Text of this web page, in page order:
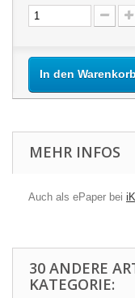
In den Warenkorb
MEHR INFOS
Auch als ePaper bei
30 ANDERE
KATEGORIE: